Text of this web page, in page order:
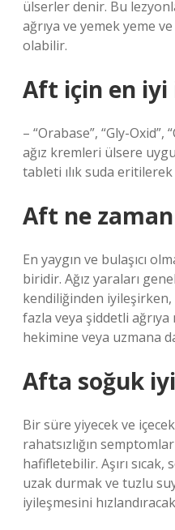
ülserler denir. Bu
ağrıya ve yemek yeme
olabilir.
Aft için en iyi
– “Orabase”, “Gly-Oxid”,
ağız kremleri ülsere
tableti ılık suda
Aft ne
En yaygın ve bulaşıcı
biridir. Ağız yaraları
kendiliğinden
fazla veya şiddetli
hekimine veya uzmana
Afta soğuk
Bir süre yiyecek ve
rahatsızlığın
hafifletebilir. Aşırı
uzak durmak ve tuzlu
iyileşmesini